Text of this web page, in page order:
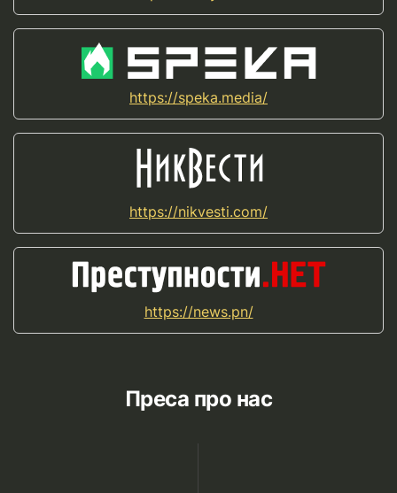
https://speka.media/
https://nikvesti.com/
https://news.pn/
Преса про нас